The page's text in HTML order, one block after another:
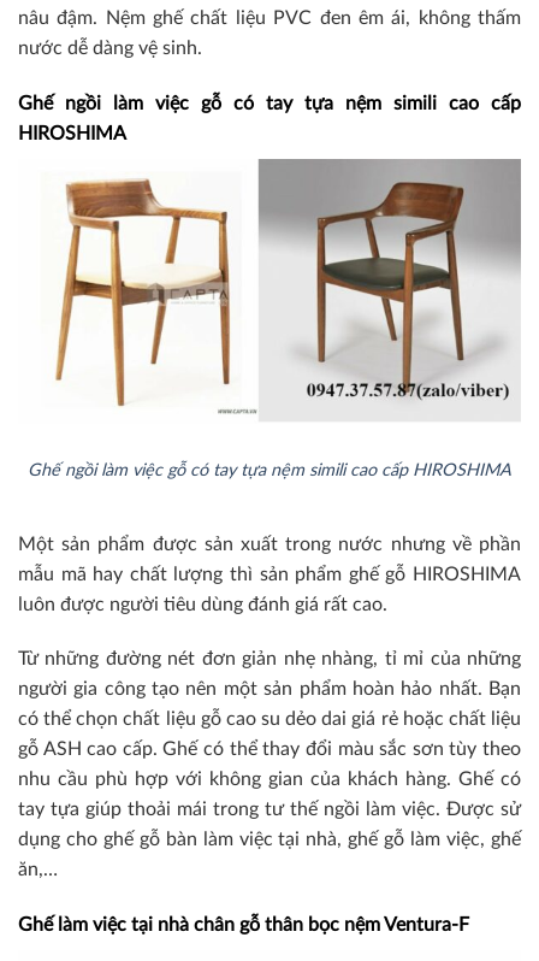
nâu đậm. Nệm ghế chất liệu PVC đen êm ái, không thấm
nước dễ dàng vệ sinh.
Ghế ngồi làm việc gỗ có tay tựa nệm simili cao cấp
HIROSHIMA
Ghế ngồi làm việc gỗ có tay tựa nệm simili cao cấp HIROSHIMA
Một sản phẩm được sản xuất trong nước nhưng về phần
mẫu mã hay chất lượng thì sản phẩm ghế gỗ HIROSHIMA
luôn được người tiêu dùng đánh giá rất cao.
Từ những đường nét đơn giản nhẹ nhàng, tỉ mỉ của những
người gia công tạo nên một sản phẩm hoàn hảo nhất. Bạn
có thể chọn chất liệu gỗ cao su dẻo dai giá rẻ hoặc chất liệu
gỗ ASH cao cấp. Ghế có thể thay đổi màu sắc sơn tùy theo
nhu cầu phù hợp với không gian của khách hàng. Ghế có
tay tựa giúp thoải mái trong tư thế ngồi làm việc. Được sử
dụng cho ghế gỗ bàn làm việc tại nhà, ghế gỗ làm việc, ghế
ăn,…
Ghế làm việc tại nhà chân gỗ thân bọc nệm Ventura-F